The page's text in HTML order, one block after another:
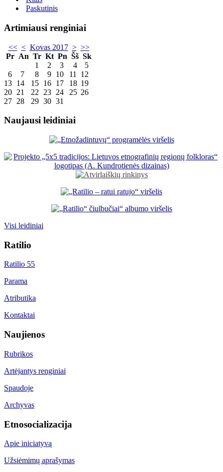
Paskutinis
Artimiausi renginiai
<< < Kovas 2017 > >>
Pr An Tr Kt Pn Šš Sk
1
2 3 4
5
6
7 8 9 10 11
12
13 14 15 16 17 18 19
20 21 22 23 24 25 26
27 28 29 30 31
Naujausi leidiniai
Visi leidiniai
Ratilio
Ratilio 55
Parama
Atributika
Kontaktai
Naujienos
Rubrikos
Artėjantys renginiai
Spaudoje
Archyvas
Etnosocializacija
Apie iniciatyvą
Užsiėmimų aprašymas